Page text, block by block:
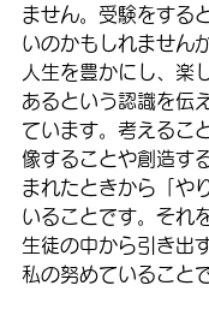
ません。受験をする
いのかもしれません
人生を豊かにし、楽
あるという認識を伝
ています。考えるこ
像することや創造す
まれたときから「や
いることです。それ
生徒の中から引き出
私の努めていること